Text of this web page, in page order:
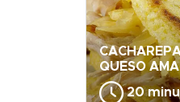
QUESO
20